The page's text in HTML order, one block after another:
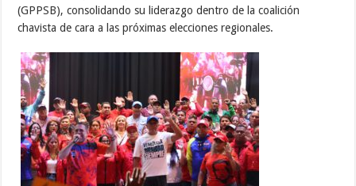
(GPPSB), consolidando su liderazgo dentro de la coalición
chavista de cara a las próximas elecciones regionales.